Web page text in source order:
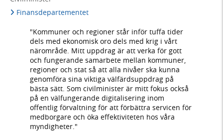
Finansdepartementet
"Kommuner och regioner står inför tuffa tider
dels med ekonomisk oro dels med krig i vårt
närområde. Mitt uppdrag är att verka för gott
och fungerande samarbete mellan kommuner,
regioner och stat så att alla nivåer ska kunna
genomföra sina viktiga välfärdsuppdrag på
bästa sätt. Som civilminister är mitt fokus också
på en välfungerande digitalisering inom
offentlig förvaltning för att förbättra servicen för
medborgare och öka effektiviteten hos våra
myndigheter."